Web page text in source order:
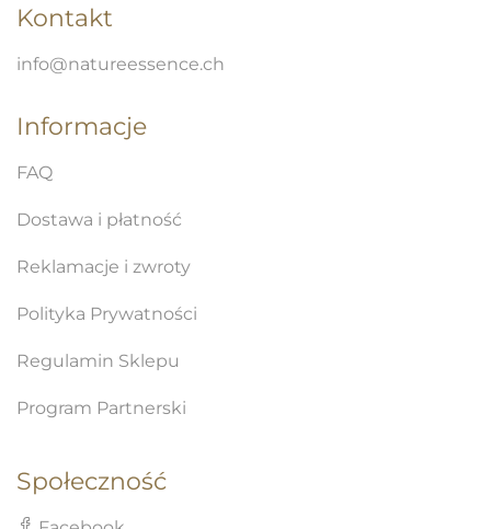
Kontakt
info@natureessence.ch
Informacje
FAQ
Dostawa i płatność
Reklamacje i zwroty
Polityka Prywatności
Regulamin Sklepu
Program Partnerski
Społeczność